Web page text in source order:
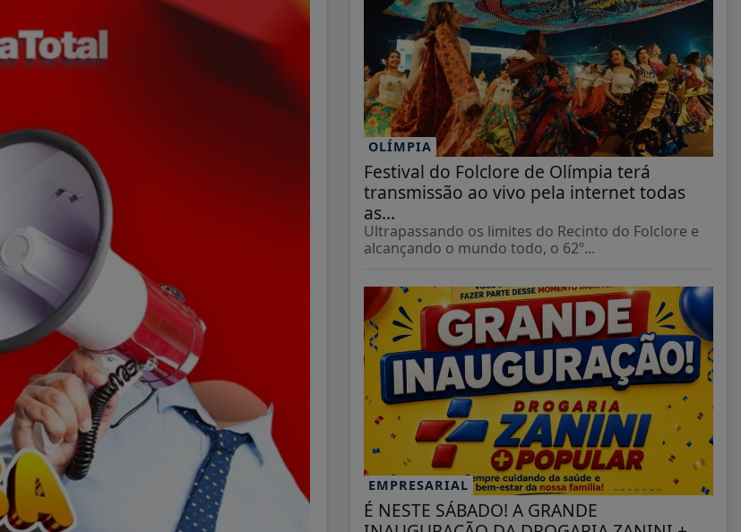
OLÍMPIA
Festival do Folclore de Olímpia terá
transmissão ao vivo pela internet todas
as...
Ultrapassando os limites do Recinto do Folclore e
alcançando o mundo todo, o 62º...
EMPRESARIAL
É NESTE SÁBADO! A GRANDE